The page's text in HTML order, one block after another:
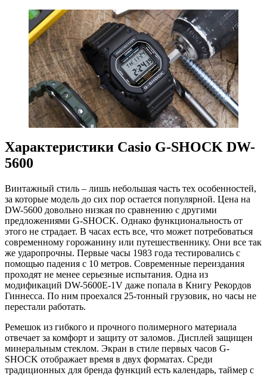
Характеристики Casio G-SHOCK DW-
5600
Винтажный стиль – лишь небольшая часть тех особенностей,
за которые модель до сих пор остается популярной. Цена на
DW-5600 довольно низкая по сравнению с другими
предложениями G-SHOCK. Однако функциональность от
этого не страдает. В часах есть все, что может потребоваться
современному горожанину или путешественнику. Они все так
же ударопрочны. Первые часы 1983 года тестировались с
помощью падения с 10 метров. Современные переиздания
проходят не менее серьезные испытания. Одна из
модификаций DW-5600E-1V даже попала в Книгу Рекордов
Гиннесса. По ним проехался 25-тонный грузовик, но часы не
перестали работать.
Ремешок из гибкого и прочного полимерного материала
отвечает за комфорт и защиту от заломов. Дисплей защищен
минеральным стеклом. Экран в стиле первых часов G-
SHOCK отображает время в двух форматах. Среди
традиционных для бренда функций есть календарь, таймер с